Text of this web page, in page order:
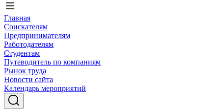
Главная
Соискателям
Предпринимателям
Работодателям
Студентам
Путеводитель по компаниям
Рынок труда
Новости сайта
Календарь мероприятий